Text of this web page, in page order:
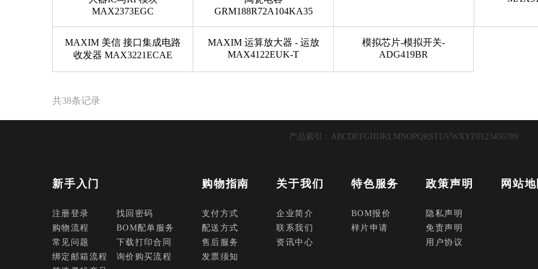
MAX2373EGC
GRM188R72A104KA35
MAXIM 美信 接口集成电路
收发器 MAX3221ECAE
MAXIM 运算放大器 - 运放
MAX4122EUK-T
模拟芯片-模拟开关-
ADG419BR
共38条记录
产品索引： A BC D E FG H J K L M N O PQ RSTUVWXYZ0 23456789
新手入门
注册登录
找回密码
购物流程
BOM配单服务
常见问题
下载打印合同
绑定邮箱流程
询价购买流程
购物指南
支付方式
配送方式
售后服务
发票须知
关于我们
企业简介
联系我们
资讯中心
特色服务
BOM报价
样片申请
政策声明
隐私声明
免责声明
用户协议
网站